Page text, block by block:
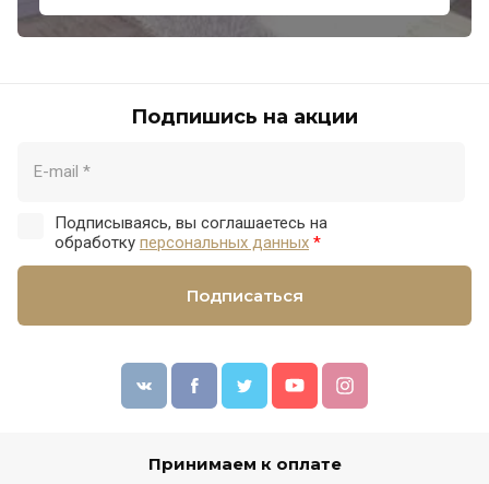
Подпишись на акции
Подписываясь, вы соглашаетесь на
обработку персональных данных *
Подписаться
Принимаем к оплате